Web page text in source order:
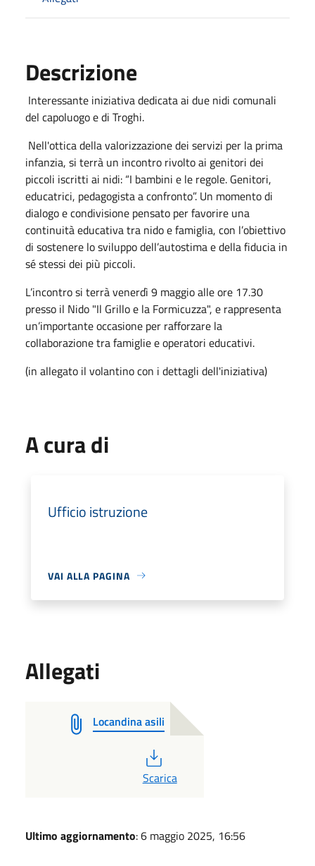
Descrizione
Interessante iniziativa dedicata ai due nidi comunali
del capoluogo e di Troghi.
Nell'ottica della valorizzazione dei servizi per la prima
infanzia, si terrà un incontro rivolto ai genitori dei
piccoli iscritti ai nidi: “I bambini e le regole. Genitori,
educatrici, pedagogista a confronto”. Un momento di
dialogo e condivisione pensato per favorire una
continuità educativa tra nido e famiglia, con l’obiettivo
di sostenere lo sviluppo dell’autostima e della fiducia in
sé stessi dei più piccoli.
L’incontro si terrà venerdì 9 maggio alle ore 17.30
presso il Nido "Il Grillo e la Formicuzza", e rappresenta
un’importante occasione per rafforzare la
collaborazione tra famiglie e operatori educativi.
(in allegato il volantino con i dettagli dell'iniziativa)
A cura di
Ufficio istruzione
VAI ALLA PAGINA
Allegati
Locandina asili
PDF
Scarica
Ultimo aggiornamento: 6 maggio 2025, 16:56